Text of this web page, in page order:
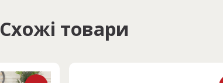
Схожі товари